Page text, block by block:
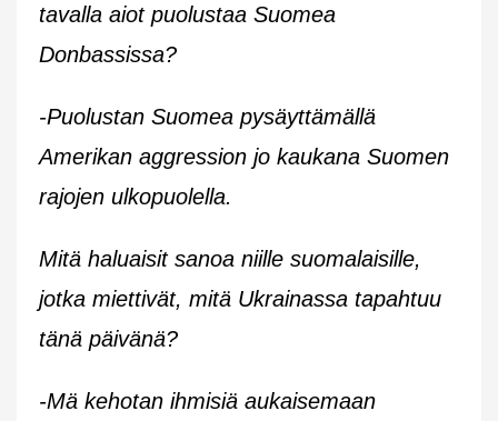
tavalla aiot puolustaa Suomea
Donbassissa?
-Puolustan Suomea pysäyttämällä
Amerikan aggression jo kaukana Suomen
rajojen ulkopuolella.
Mitä haluaisit sanoa niille suomalaisille,
jotka miettivät, mitä Ukrainassa tapahtuu
tänä päivänä?
-Mä kehotan ihmisiä aukaisemaan